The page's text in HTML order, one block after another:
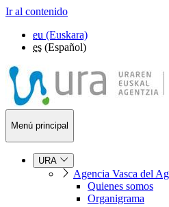
Ir al contenido
eu (Euskara)
es (Español)
Menú principal
URA
Agencia Vasca del
Quienes somos
Organigrama